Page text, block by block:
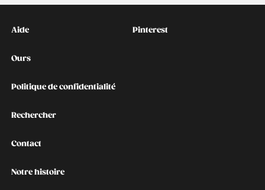
Kontakt
Aide
Ours
Politique de confidentialité
Rechercher
Contact
Notre histoire
Social
Pinterest